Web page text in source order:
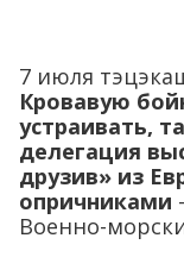
7 июля
Кровавую
устраивать,
делегация
друзив» из
опричниками
Военно-